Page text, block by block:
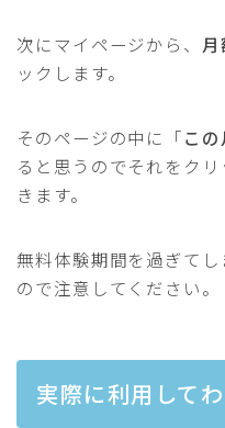
次にマイページから、
ックします。
そのページの中に「こ
ると思うのでそれをク
きます。
無料体験期間を過ぎて
ので注意してください。
実際に利用して